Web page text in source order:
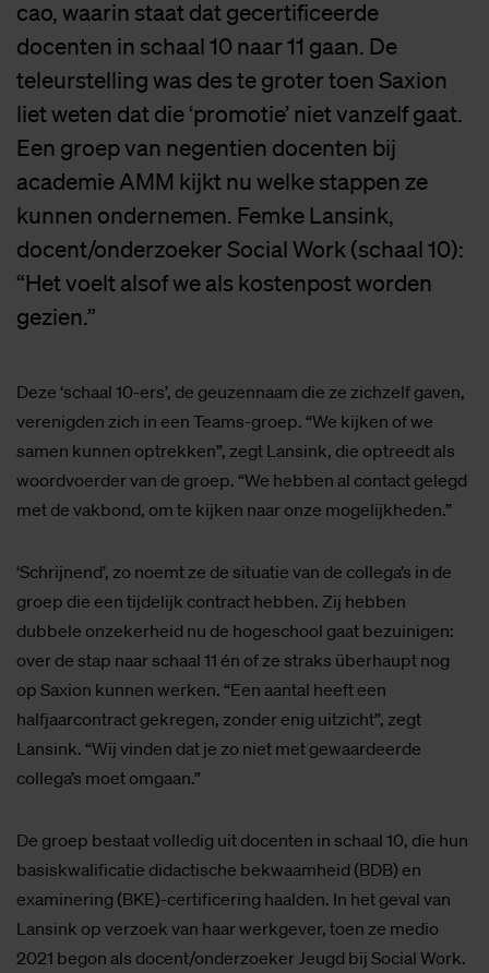
cao, waarin staat dat gecertificeerde
docenten in schaal 10 naar 11 gaan. De
teleurstelling was des te groter toen Saxion
liet weten dat die ‘promotie’ niet vanzelf gaat.
Een groep van negentien docenten bij
academie AMM kijkt nu welke stappen ze
kunnen ondernemen. Femke Lansink,
docent/onderzoeker Social Work (schaal 10):
“Het voelt alsof we als kostenpost worden
gezien.”
Deze ‘schaal 10-ers’, de geuzennaam die ze zichzelf gaven,
verenigden zich in een Teams-groep. “We kijken of we
samen kunnen optrekken”, zegt Lansink, die optreedt als
woordvoerder van de groep. “We hebben al contact gelegd
met de vakbond, om te kijken naar onze mogelijkheden.”
‘Schrijnend’, zo noemt ze de situatie van de collega’s in de
groep die een tijdelijk contract hebben. Zij hebben
dubbele onzekerheid nu de hogeschool gaat bezuinigen:
over de stap naar schaal 11 én of ze straks überhaupt nog
op Saxion kunnen werken. “Een aantal heeft een
halfjaarcontract gekregen, zonder enig uitzicht”, zegt
Lansink. “Wij vinden dat je zo niet met gewaardeerde
collega’s moet omgaan.”
De groep bestaat volledig uit docenten in schaal 10, die hun
basiskwalificatie didactische bekwaamheid (BDB) en
examinering (BKE)-certificering haalden. In het geval van
Lansink op verzoek van haar werkgever, toen ze medio
2021 begon als docent/onderzoeker Jeugd bij Social Work.